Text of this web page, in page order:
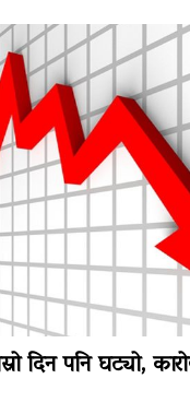
दिन पनि घट्यो,